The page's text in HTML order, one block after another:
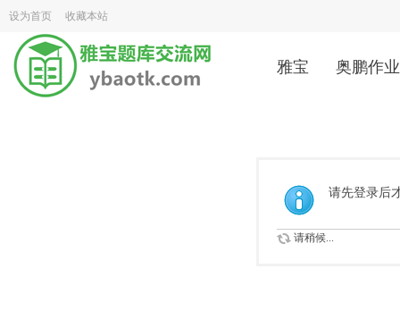
设为首页 收藏本站
雅宝 奥鹏作业
请先登录后
请稍候...